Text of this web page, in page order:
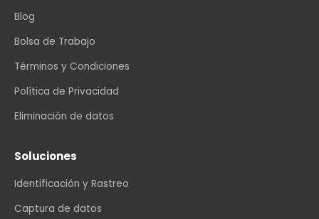
Blog
Bolsa de Trabajo
Términos y Condiciones
Política de Privacidad
Eliminación de datos
Soluciones
Identificación y Rastreo
Captura de datos